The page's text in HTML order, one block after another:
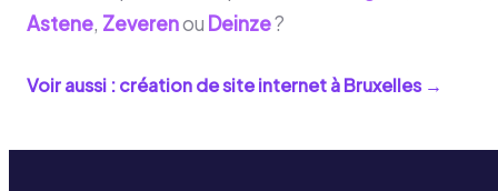
Astene, Zeverenou Deinze?
Voir aussi : création de site internet àBruxelles→